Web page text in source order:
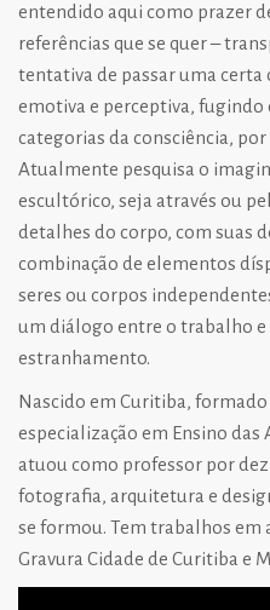
entendido aqui como prazer
referências que se quer –
tentativa de passar uma
emotiva e perceptiva, fugindo
categorias da consciência,
Atualmente pesquisa o
escultórico, seja através ou
detalhes do corpo, com suas
combinação de elementos
seres ou corpos
um diálogo entre o trabalho e
estranhamento.
Nascido em Curitiba,
especialização em Ensino
atuou como professor por
fotografia, arquitetura e
se formou. Tem trabalhos em
Gravura Cidade de Curitiba e